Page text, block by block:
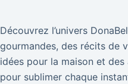
Découvrez l’univers
gourmandes, des récits de
idées pour la maison et
pour sublimer chaque